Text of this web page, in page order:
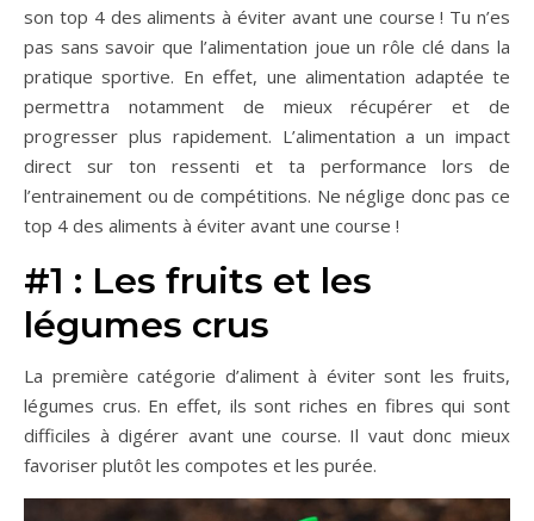
son top 4 des aliments à éviter avant une course ! Tu n’es
pas sans savoir que l’alimentation joue un rôle clé dans la
pratique sportive. En effet, une alimentation adaptée te
permettra notamment de mieux récupérer et de
progresser plus rapidement. L’alimentation a un impact
direct sur ton ressenti et ta performance lors de
l’entrainement ou de compétitions. Ne néglige donc pas ce
top 4 des aliments à éviter avant une course !
#1 : Les fruits et les
légumes crus
La première catégorie d’aliment à éviter sont les fruits,
légumes crus. En effet, ils sont riches en fibres qui sont
difficiles à digérer avant une course. Il vaut donc mieux
favoriser plutôt les compotes et les purée.